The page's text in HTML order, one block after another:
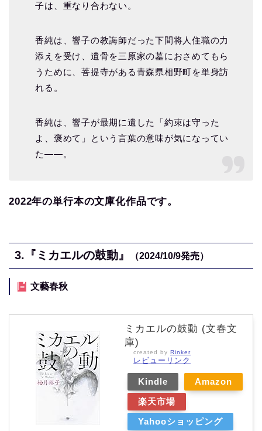
子は、重なり合わない。
香純は、響子の教誨師だった下間将人住職の力
添えを受け、遺骨を三原家の墓におさめてもら
うために、菩提寺がある青森県相野町を単身訪
れる。
香純は、響子が最期に遺した「約束は守った
よ、褒めて」という言葉の意味が気になってい
た――。
2022年の単行本の文庫化作品です。
3.『ミカエルの鼓動』 （2024/10/9発売）
文藝春秋
ミカエルの鼓動 (文春文
庫)
created by Rinker
レビューリンク
Kindle
Amazon
楽天市場
Yahooショッピング